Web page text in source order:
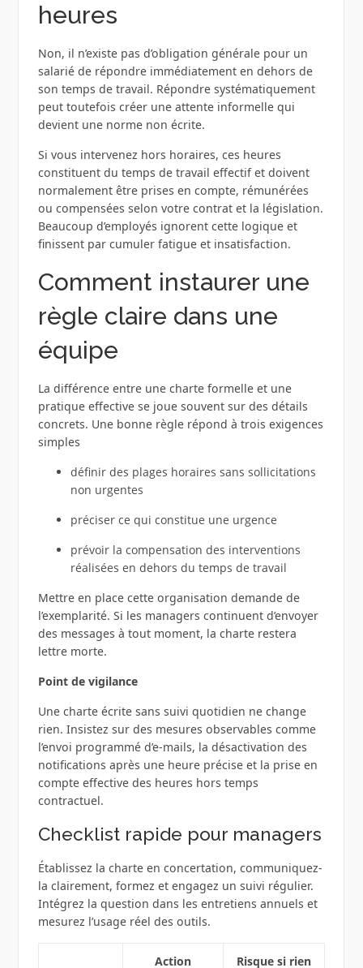
heures
Non, il n’existe pas d’obligation générale pour un
salarié de répondre immédiatement en dehors de
son temps de travail. Répondre systématiquement
peut toutefois créer une attente informelle qui
devient une norme non écrite.
Si vous intervenez hors horaires, ces heures
constituent du temps de travail effectif et doivent
normalement être prises en compte, rémunérées
ou compensées selon votre contrat et la législation.
Beaucoup d’employés ignorent cette logique et
finissent par cumuler fatigue et insatisfaction.
Comment instaurer une
règle claire dans une
équipe
La différence entre une charte formelle et une
pratique effective se joue souvent sur des détails
concrets. Une bonne règle répond à trois exigences
simples
définir des plages horaires sans sollicitations
non urgentes
préciser ce qui constitue une urgence
prévoir la compensation des interventions
réalisées en dehors du temps de travail
Mettre en place cette organisation demande de
l’exemplarité. Si les managers continuent d’envoyer
des messages à tout moment, la charte restera
lettre morte.
Point de vigilance
Une charte écrite sans suivi quotidien ne change
rien. Insistez sur des mesures observables comme
l’envoi programmé d’e-mails, la désactivation des
notifications après une heure précise et la prise en
compte effective des heures hors temps
contractuel.
Checklist rapide pour managers
Établissez la charte en concertation, communiquez-
la clairement, formez et engagez un suivi régulier.
Intégrez la question dans les entretiens annuels et
mesurez l’usage réel des outils.
Action Risque si rien